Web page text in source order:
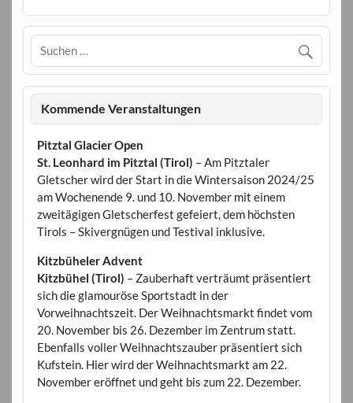
Kommende Veranstaltungen
Pitztal Glacier Open
St. Leonhard im Pitztal (Tirol) – Am Pitztaler
Gletscher wird der Start in die Wintersaison 2024/25
am Wochenende 9. und 10. November mit einem
zweitägigen Gletscherfest gefeiert, dem höchsten
Tirols – Skivergnügen und Testival inklusive.
Kitzbüheler Advent
Kitzbühel (Tirol) – Zauberhaft verträumt präsentiert
sich die glamouröse Sportstadt in der
Vorweihnachtszeit. Der Weihnachtsmarkt findet vom
20. November bis 26. Dezember im Zentrum statt.
Ebenfalls voller Weihnachtszauber präsentiert sich
Kufstein. Hier wird der Weihnachtsmarkt am 22.
November eröffnet und geht bis zum 22. Dezember.